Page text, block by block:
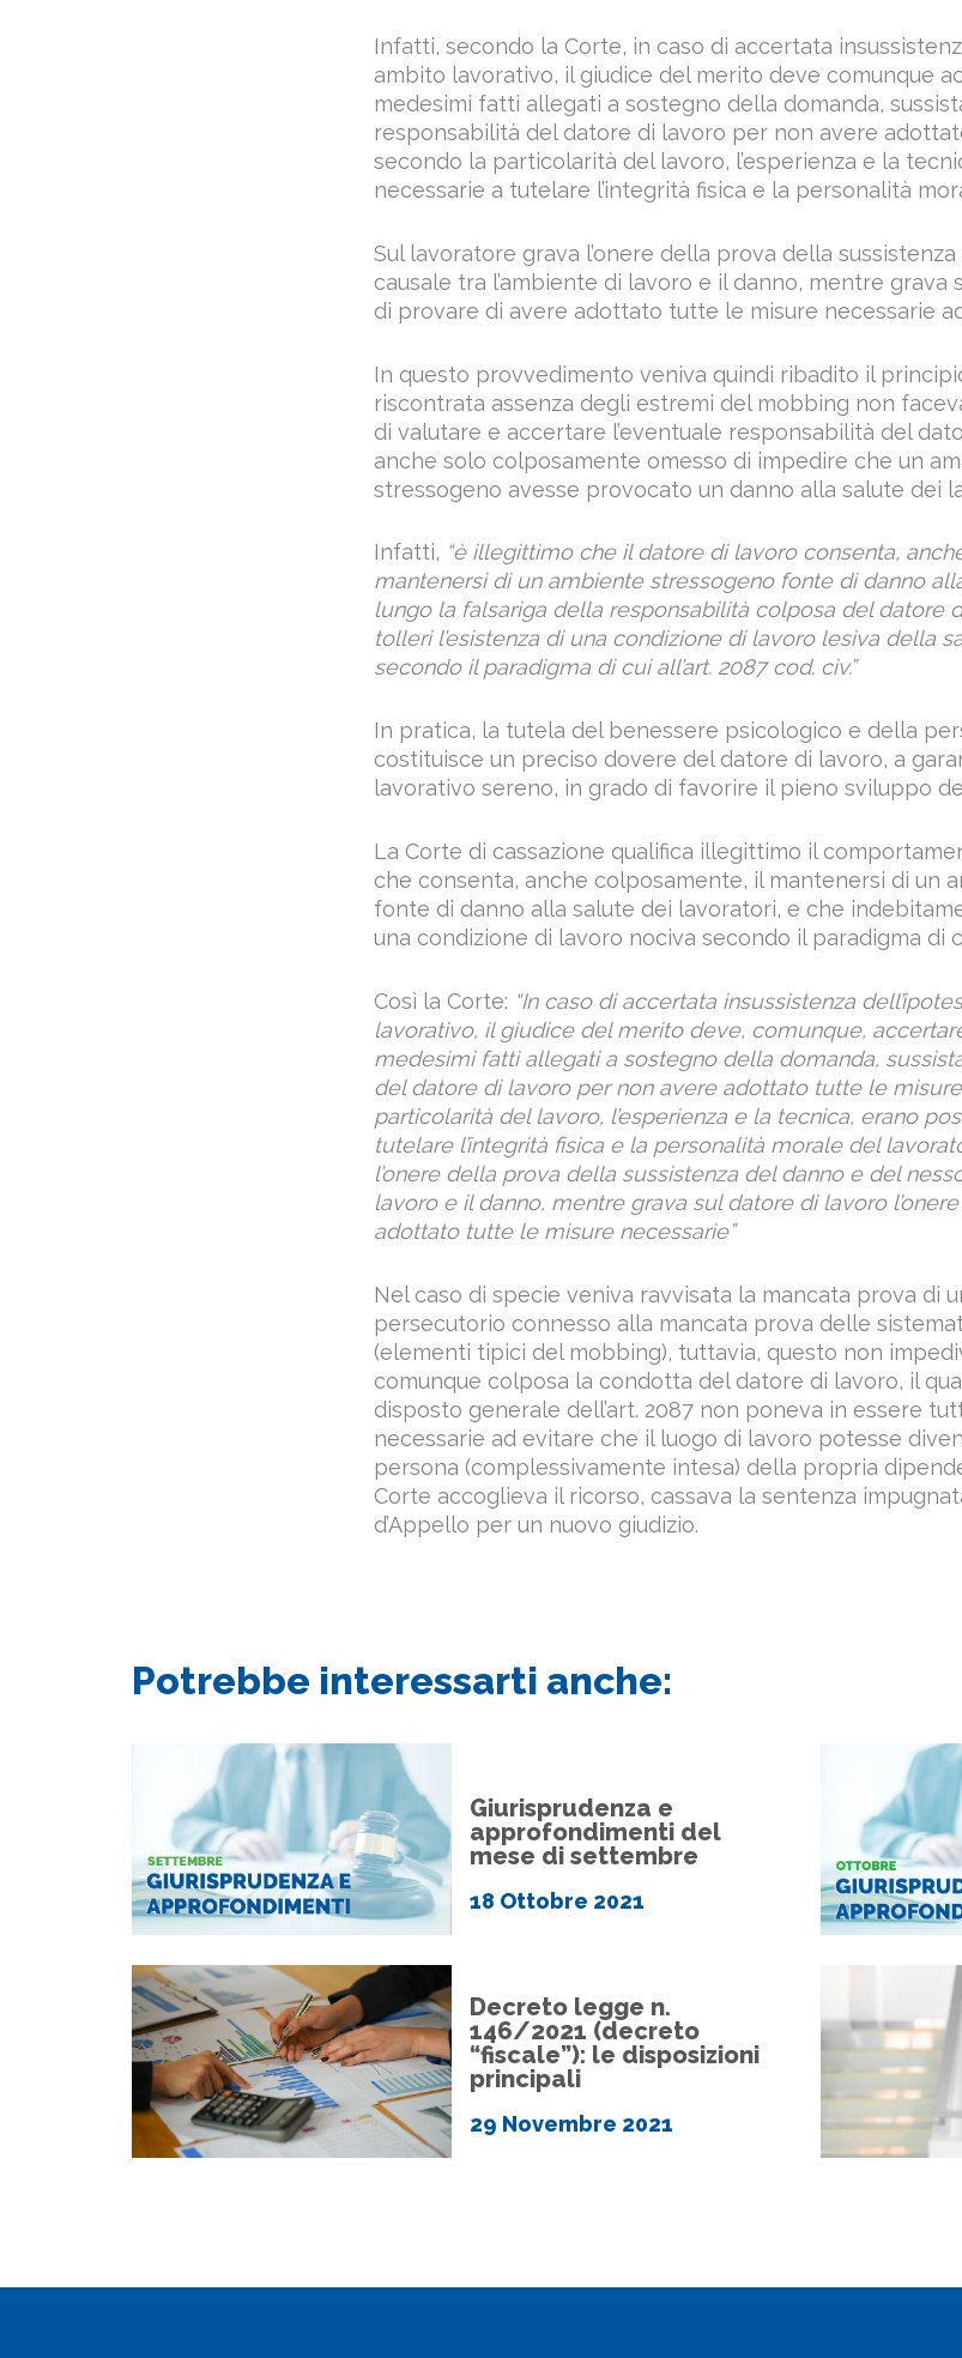
Infatti, secondo la Corte, in caso di accertata
ambito lavorativo, il giudice del merito deve comunque
medesimi fatti allegati a sostegno della domanda,
responsabilità del datore di lavoro per non avere
secondo la particolarità del lavoro, l’esperienza e la
necessarie a tutelare l’integrità fisica e la personalità
Sul lavoratore grava l’onere della prova della
causale tra l’ambiente di lavoro e il danno, mentre grava
di provare di avere adottato tutte le misure necessarie
In questo provvedimento veniva quindi ribadito il
riscontrata assenza degli estremi del mobbing non
di valutare e accertare l’eventuale responsabilità del
anche solo colposamente omesso di impedire che un
stressogeno avesse provocato un danno alla salute dei
Infatti, “è illegittimo che il datore di lavoro consenta,
mantenersi di un ambiente stressogeno fonte di danno
lungo la falsariga della responsabilità colposa del datore
tolleri l’esistenza di una condizione di lavoro lesiva della
secondo il paradigma di cui all’art. 2087 cod. civ.”
In pratica, la tutela del benessere psicologico e della
costituisce un preciso dovere del datore di lavoro, a
lavorativo sereno, in grado di favorire il pieno sviluppo
La Corte di cassazione qualifica illegittimo il
che consenta, anche colposamente, il mantenersi di un
fonte di danno alla salute dei lavoratori, e che
una condizione di lavoro nociva secondo il paradigma di
Così la Corte: “In caso di accertata insussistenza
lavorativo, il giudice del merito deve, comunque,
medesimi fatti allegati a sostegno della domanda,
del datore di lavoro per non avere adottato tutte le
particolarità del lavoro, l’esperienza e la tecnica, erano
tutelare l’integrità fisica e la personalità morale del
l’onere della prova della sussistenza del danno e del
lavoro e il danno, mentre grava sul datore di lavoro
adottato tutte le misure necessarie”
Nel caso di specie veniva ravvisata la mancata prova di
persecutorio connesso alla mancata prova delle
(elementi tipici del mobbing), tuttavia, questo non
comunque colposa la condotta del datore di lavoro, il
disposto generale dell’art. 2087 non poneva in essere
necessarie ad evitare che il luogo di lavoro potesse
persona (complessivamente intesa) della propria
Corte accoglieva il ricorso, cassava la sentenza
d’Appello per un nuovo giudizio.
Potrebbe interessarti anche:
Giurisprudenza e
approfondimenti del
mese di settembre
18 Ottobre 2021
Decreto legge n.
146/2021 (decreto
“fiscale”): le disposizioni
principali
29 Novembre 2021